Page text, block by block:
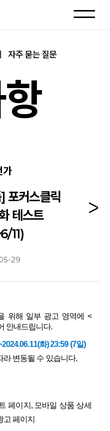
자주 묻는 질문
가
포커스클릭
테스트
11)
29
위해 일부 광고 영역에 <
안내드립니다.
화) 23:59 (7일)
변동될 수 있습니다.
페이지, 모바일 상품 상세
페이지